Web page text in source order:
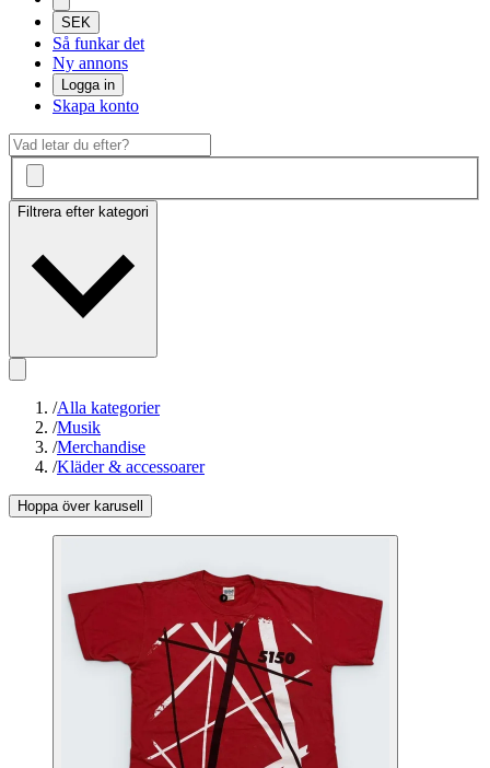
SEK
Så funkar det
Ny annons
Logga in
Skapa konto
Filtrera efter kategori
/Alla kategorier
/Musik
/Merchandise
/Kläder & accessoarer
Hoppa över karusell